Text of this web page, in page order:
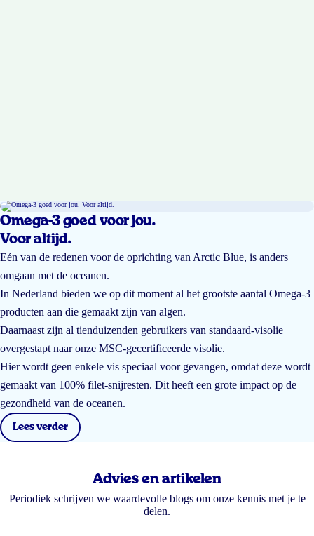
Omega-3 goed voor jou.
Voor altijd.
Eén van de redenen voor de oprichting van Arctic Blue, is anders
omgaan met de oceanen.
In Nederland bieden we op dit moment al het grootste aantal Omega-3
producten aan die gemaakt zijn van algen.
Daarnaast zijn al tienduizenden gebruikers van standaard-visolie
overgestapt naar onze MSC-gecertificeerde visolie.
Hier wordt geen enkele vis speciaal voor gevangen, omdat deze wordt
gemaakt van 100% filet-snijresten. Dit heeft een grote impact op de
gezondheid van de oceanen.
Lees verder
Advies en artikelen
Periodiek schrijven we waardevolle blogs om onze kennis met je te
delen.